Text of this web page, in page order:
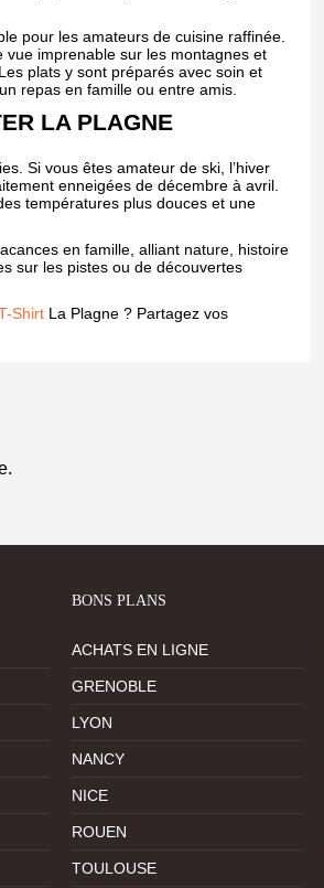
pour les amateurs de cuisine raffinée.
imprenable sur les montagnes et
plats y sont préparés avec soin et
repas en famille ou entre amis.
LA PLAGNE
Si vous êtes amateur de ski, l’hiver
enneigées de décembre à avril.
températures plus douces et une
en famille, alliant nature, histoire
sur les pistes ou de découvertes
Shirt La Plagne ? Partagez vos
BONS PLANS
ACHATS EN LIGNE
GRENOBLE
LYON
NANCY
NICE
ROUEN
TOULOUSE